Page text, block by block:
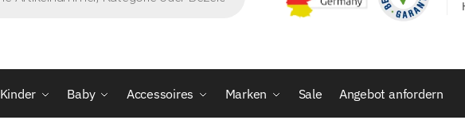
Kinder Baby Accessoires Marken Sale Angebot anfordern